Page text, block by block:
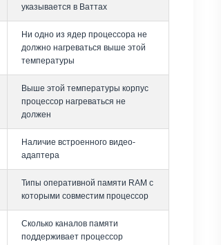
указывается в Ваттах
Ни одно из ядер процессора не
должно нагреваться выше этой
температуры
Выше этой температуры корпус
процессор нагреваться не
должен
Наличие встроенного видео-
адаптера
Типы оперативной памяти RAM с
которыми совместим процессор
Сколько каналов памяти
поддерживает процессор